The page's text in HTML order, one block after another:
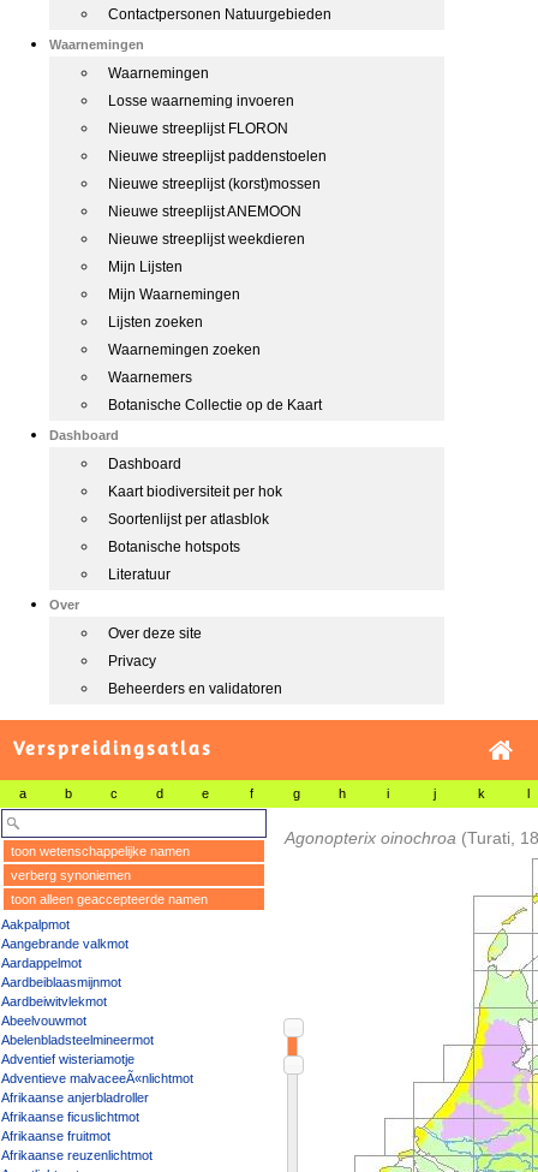
Contactpersonen Natuurgebieden
Waarnemingen
Waarnemingen
Losse waarneming invoeren
Nieuwe streeplijst FLORON
Nieuwe streeplijst paddenstoelen
Nieuwe streeplijst (korst)mossen
Nieuwe streeplijst ANEMOON
Nieuwe streeplijst weekdieren
Mijn Lijsten
Mijn Waarnemingen
Lijsten zoeken
Waarnemingen zoeken
Waarnemers
Botanische Collectie op de Kaart
Dashboard
Dashboard
Kaart biodiversiteit per hok
Soortenlijst per atlasblok
Botanische hotspots
Literatuur
Over
Over deze site
Privacy
Beheerders en validatoren
Verspreidingsatlas
a b c d e f g h i j k l
toon wetenschappelijke namen
verberg synoniemen
toon alleen geaccepteerde namen
Aakpalpmot
Aangebrande valkmot
Aardappelmot
Aardbeiblaasmijnmot
Aardbeiwitvlekmot
Abeelvouwmot
Abelenbladsteelmineermot
Adventief wisteriamotje
Adventieve malvaceeÃ«nlichtmot
Afrikaanse anjerbladroller
Afrikaanse ficuslichtmot
Afrikaanse fruitmot
Afrikaanse reuzenlichtmot
Agonopterix oinochroa (Turati,